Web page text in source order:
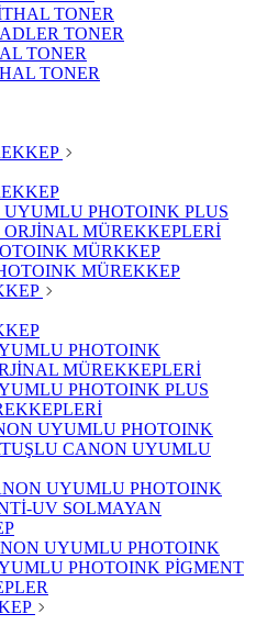
TONER
TONER
TONER
TONER
UYUMLU PHOTOINK PLUS
ORJİNAL MÜREKKEPLERİ
MÜRKKEP
MÜREKKEP
PHOTOINK
MÜREKKEPLERİ
PHOTOINK PLUS
UYUMLU PHOTOINK
CANON UYUMLU
UYUMLU PHOTOINK
UV SOLMAYAN
UYUMLU PHOTOINK
PHOTOINK PİGMENT